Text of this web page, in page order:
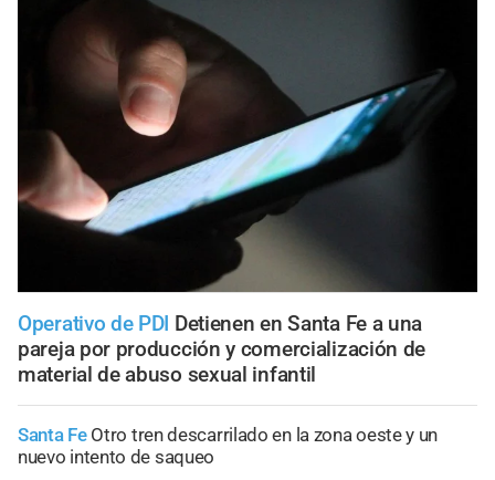
Operativo de PDI Detienen en Santa Fe a una
pareja por producción y comercialización de
material de abuso sexual infantil
Santa Fe Otro tren descarrilado en la zona oeste y un
nuevo intento de saqueo